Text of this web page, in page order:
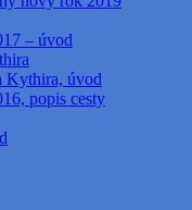
– úvod
Kythira, úvod
popis cesty